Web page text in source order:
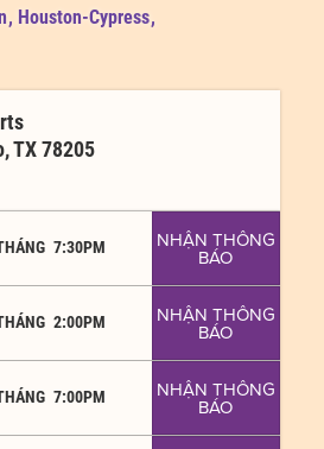
, Houston-Cypress,
TX 78205
7:30PM NHẬN THÔNG
BÁO
2:00PM NHẬN THÔNG
BÁO
7:00PM NHẬN THÔNG
BÁO